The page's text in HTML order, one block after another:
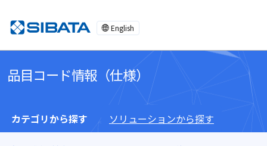
English
品目コード情報（仕様）
カテゴリから探す ソリューションから探す